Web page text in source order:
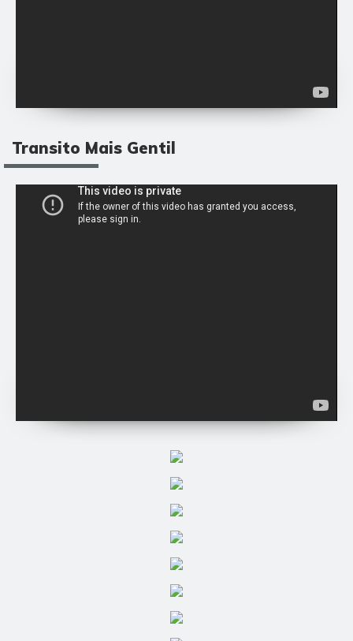
Transito Mais Gentil